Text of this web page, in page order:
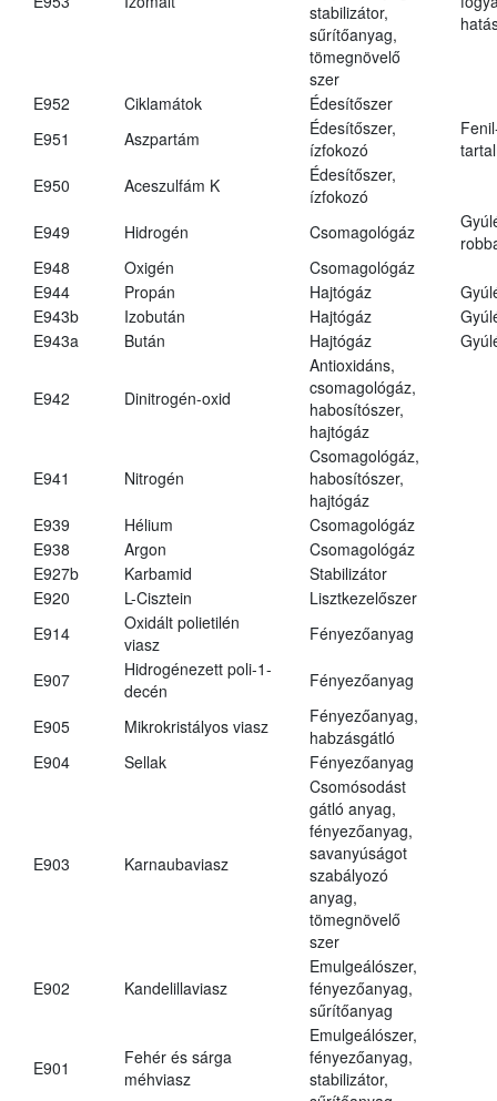
stabilizátor,
sűrítőanyag,
tömegnövelő
szer
E952 Ciklamátok
Édesítőszer
E951
Aszpartám
Édesítőszer,
ízfokozó
E950
Aceszulfám K
Édesítőszer,
ízfokozó
E949
Hidrogén Csomagológáz
E948
Oxigén
Csomagológáz
E944
Propán Hajtógáz
E943b
Izobután Hajtógáz
E943a
Bután Hajtógáz
E942 Dinitrogén-oxid
Antioxidáns,
csomagológáz,
habosítószer,
hajtógáz
E941 Nitrogén
Csomagológáz,
habosítószer,
hajtógáz
E939
Hélium
Csomagológáz
E938
Argon
Csomagológáz
E927b
Karbamid
Stabilizátor
E920
L-Cisztein
Lisztkezelőszer
E914
Oxidált polietilén
viasz
Fényezőanyag
E907
Hidrogénezett poli-1-
decén
Fényezőanyag
E905 Mikrokristályos viasz
Fényezőanyag,
habzásgátló
E904
Sellak Fényezőanyag
E903 Karnaubaviasz
Csomósodást
gátló anyag,
fényezőanyag,
savanyúságot
szabályozó
anyag,
tömegnövelő
szer
E902 Kandelillaviasz
Emulgeálószer,
fényezőanyag,
sűrítőanyag
E901
Fehér és sárga
méhviasz
Emulgeálószer,
fényezőanyag,
stabilizátor,